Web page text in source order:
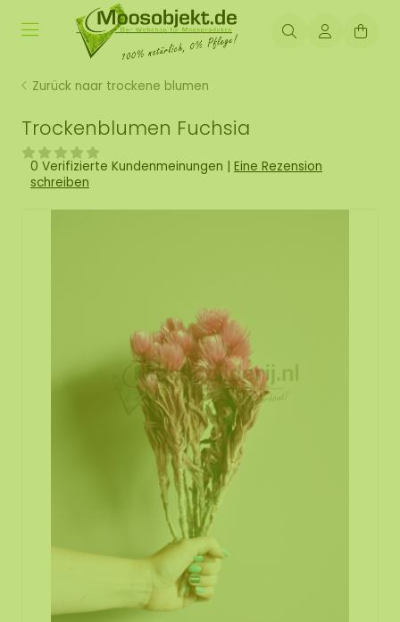
Zurück naar trockene blumen
Trockenblumen Fuchsia
0 Verifizierte Kundenmeinungen | Eine Rezension
schreiben